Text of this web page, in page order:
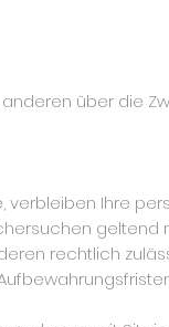
über die
verbleiben Ihre
rechtlich